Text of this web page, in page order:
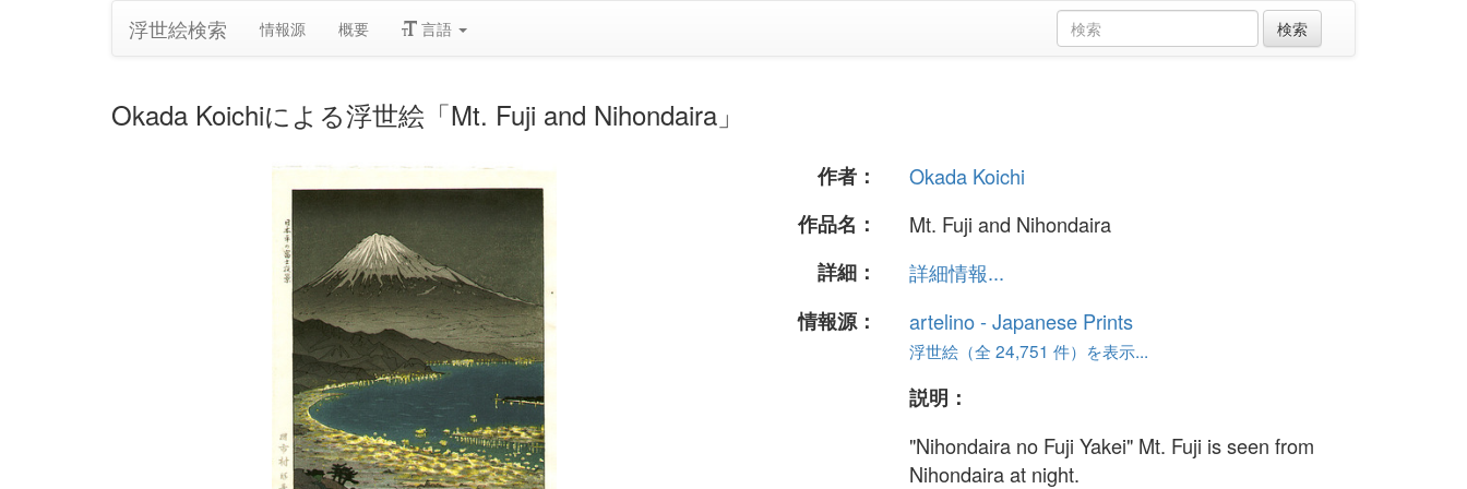
浮世絵検索 情報源 概要 言語
Okada Koichiによる浮世絵「Mt. Fuji and Nihondaira」
作者：
Okada Koichi
作品名：
Mt. Fuji and Nihondaira
詳細：
詳細情報...
情報源：
artelino - Japanese Prints
浮世絵（全 24,751 件）を表示...
説明：
"Nihondaira no Fuji Yakei" Mt. Fuji is seen from
Nihondaira at night.